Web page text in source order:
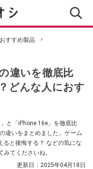
すすめ製品
違いを徹底比
どんな人におす
と「iPhone 16e」を徹底比
違いをまとめました。ゲーム
ると後悔する？ などの気にな
てくださいね。
更新日： 2025年04月18日